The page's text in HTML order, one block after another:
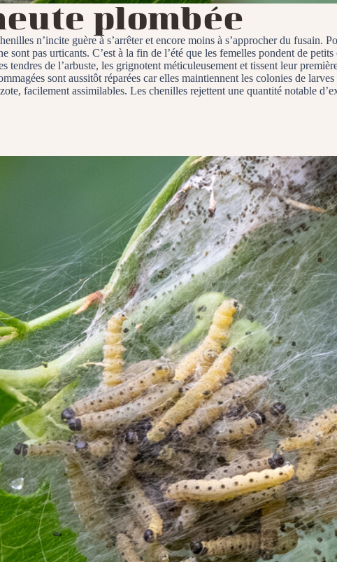
plombée
n’incite guère à s’arrêter et encore moins à s’approcher du fusain.
pas urticants. C’est à la fin de l’été que les femelles pondent de
tendres de l’arbuste, les grignotent méticuleusement et tissent leur
sont aussitôt réparées car elles maintiennent les colonies de
facilement assimilables. Les chenilles rejettent une quantité notable